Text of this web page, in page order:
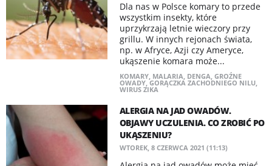
Dla nas w Polsce komary to przede
wszystkim insekty, które
uprzykrzają letnie wieczory przy
grillu. W innych rejonach świata,
np. w Afryce, Azji czy Ameryce,
ukąszenie komara może...
KOMARY, MALARIA, DENGA, GROŹNE
OWADY,GORĄCZKA ZACHODNIEGO NILU,
WIRUS ZIKA
ALERGIA NA JAD OWADÓW.
OBJAWY UCZULENIA. CO ZROBIĆ PO
UKĄSZENIU?
WTOREK, 8 CZERWCA 2021 (11:13)